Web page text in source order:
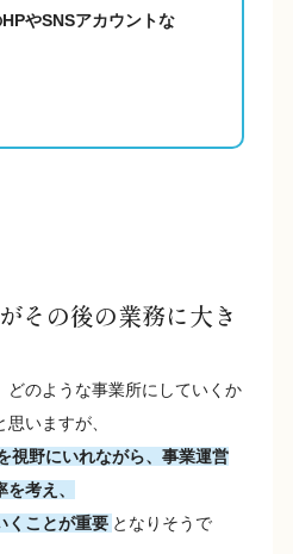
やSNSアカウントな
その後の業務に大き
どのような事業所にしていくか
いますが、
視野にいれながら、事業運営
考え、
くことが重要 となりそうで